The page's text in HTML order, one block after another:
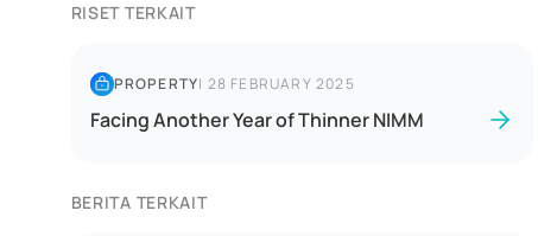
RISET TERKAIT
PROPERTY| 28 FEBRUARY 2025
Facing Another Year of Thinner NIMM
BERITA TERKAIT